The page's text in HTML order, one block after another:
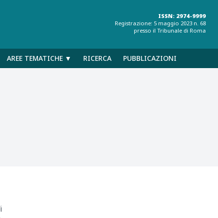
ISSN: 2974-9999
Registrazione: 5 maggio 2023 n. 68
presso il Tribunale di Roma
AREE TEMATICHE ▼ RICERCA PUBBLICAZIONI